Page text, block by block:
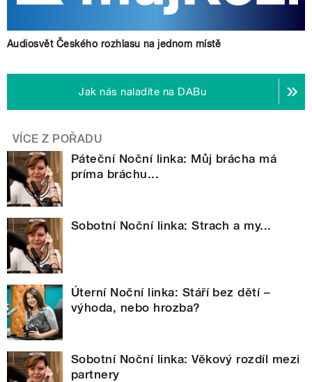
Audiosvět Českého rozhlasu na jednom místě
Jak nás naladíte na DABu
VÍCE Z POŘADU
Páteční Noční linka: Můj brácha má
príma bráchu...
Sobotní Noční linka: Strach a my...
Úterní Noční linka: Stáří bez dětí –
výhoda, nebo hrozba?
Sobotní Noční linka: Věkový rozdíl mezi
partnery